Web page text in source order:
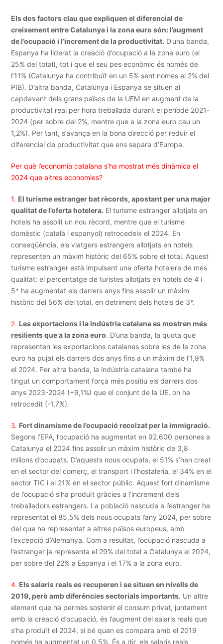
Els dos factors clau que expliquen el diferencial de
creixement entre Catalunya i la zona euro són: l’augment
de l’ocupació i l’increment de la productivitat. D’una banda,
Espanya ha liderat la creació d’ocupació a la zona euro (el
25% del total), tot i que el seu pes econòmic és només de
l’11% (Catalunya ha contribuït en un 5% sent només el 2% del
PIB). D’altra banda, Catalunya i Espanya se situen al
capdavant dels grans països de la UEM en augment de la
productivitat real per hora treballada durant el període 2021-
2024 (per sobre del 2%, mentre que a la zona euro cau un
1,2%). Per tant, s’avança en la bona direcció per reduir el
diferencial de productivitat que ens separa d’Europa.
Per què l’economia catalana s’ha mostrat més dinàmica el
2024 que altres economies?
1. El turisme estranger bat rècords, apostant per una major
qualitat de l’oferta hotelera. El turisme estranger allotjats en
hotels ha assolit un nou rècord, mentre que el turisme
domèstic (català i espanyol) retrocedeix el 2024. En
conseqüència, els viatgers estrangers allotjats en hotels
representen un màxim històric del 65% sobre el total. Aquest
turisme estranger està impulsant una oferta hotelera de més
qualitat: el percentatge de turistes allotjats en hotels de 4 i
5* ha augmentat els darrers anys fins assolir un màxim
històric del 56% del total, en detriment dels hotels de 3*.
2. Les exportacions i la indústria catalana es mostren més
resilients que a la zona euro. D’una banda, la quota que
representen les exportacions catalanes sobre les de la zona
euro ha pujat els darrers dos anys fins a un màxim de l’1,9%
el 2024. Per altra banda, la indústria catalana també ha
tingut un comportament força més positiu els darrers dos
anys 2023-2024 (+9,1%) que el conjunt de la UE, on ha
retrocedit (-1,7%).
3. Fort dinamisme de l’ocupació recolzat per la immigració.
Segons l’EPA, l’ocupació ha augmentat en 92.600 persones a
Catalunya el 2024 fins assolir un màxim històric de 3,8
milions d’ocupats. D’aquests nous ocupats, el 51% s’han creat
en el sector del comerç, el transport i l’hostaleria, el 34% en el
sector TIC i el 21% en el sector públic. Aquest fort dinamisme
de l’ocupació s’ha produït gràcies a l’increment dels
treballadors estrangers. La població nascuda a l’estranger ha
representat el 85,5% dels nous ocupats l’any 2024, per sobre
del que ha representat a altres països europeus, amb
l’excepció d’Alemanya. Com a resultat, l’ocupació nascuda a
l’estranger ja representa el 29% del total a Catalunya el 2024,
per sobre del 22% a Espanya i el 17% a la zona euro.
4. Els salaris reals es recuperen i se situen en nivells de
2019, però amb diferències sectorials importants. Un altre
element que ha permès sostenir el consum privat, juntament
amb la creació d’ocupació, és l’augment del salaris reals que
s’ha produït el 2024, si bé quan es compara amb el 2019
només ha augmentat un 0,5%. És a dir, els salaris reals